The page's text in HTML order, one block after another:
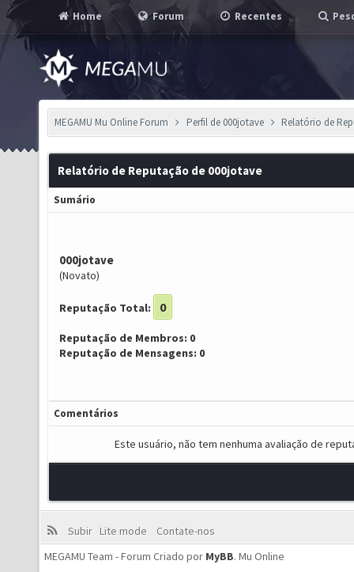
Home Forum Recentes
MEGAMU Mu Online Forum Perfil de 000jotave Relatório de
Relatório de Reputação de 000jotave
Sumário
000jotave
(Novato)
Reputação Total: 0
Reputação de Membros: 0
Reputação de Mensagens: 0
Comentários
Este usuário, não tem nenhuma avaliação de
Subir Lite mode
Contate-nos
MEGAMU Team - Forum Criado por MyBB. Mu Online